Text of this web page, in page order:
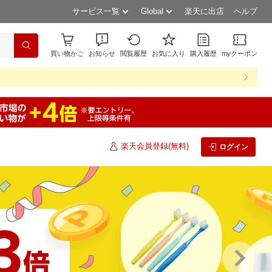
サービス一覧 Global 楽天に出店 ヘルプ
買い物かご お知らせ 閲覧履歴 お気に入り 購入履歴 myクーポン
楽天会員登録(無料) ログイン